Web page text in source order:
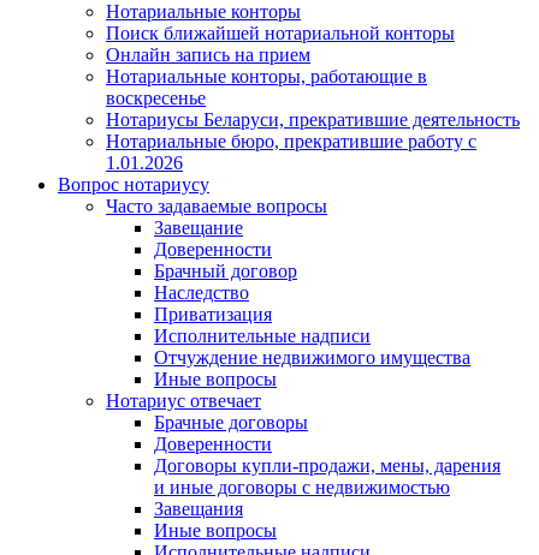
Нотариальные конторы
Поиск ближайшей нотариальной конторы
Онлайн запись на прием
Нотариальные конторы, работающие в
воскресенье
Нотариусы Беларуси, прекратившие деятельность
Нотариальные бюро, прекратившие работу с
1.01.2026
Вопрос нотариусу
Часто задаваемые вопросы
Завещание
Доверенности
Брачный договор
Наследство
Приватизация
Исполнительные надписи
Отчуждение недвижимого имущества
Иные вопросы
Нотариус отвечает
Брачные договоры
Доверенности
Договоры купли-продажи, мены, дарения
и иные договоры с недвижимостью
Завещания
Иные вопросы